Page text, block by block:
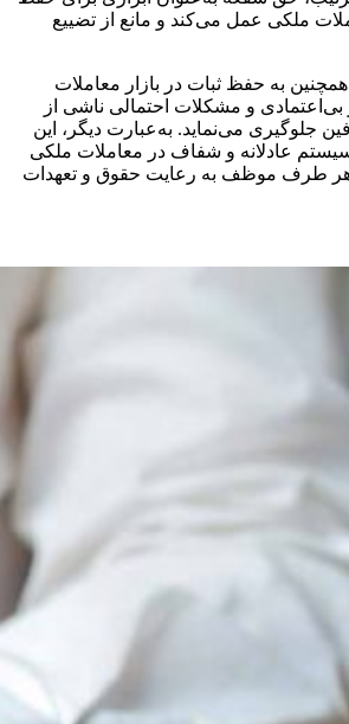
ملکی عمل می‌کند و مانع از تضییع
به حفظ ثبات در بازار معاملات
و مشکلات احتمالی ناشی از
جلوگیری می‌نماید. به‌عبارت دیگر، این
عادلانه و شفاف در معاملات ملکی
طرف موظف به رعایت حقوق و تعهدات